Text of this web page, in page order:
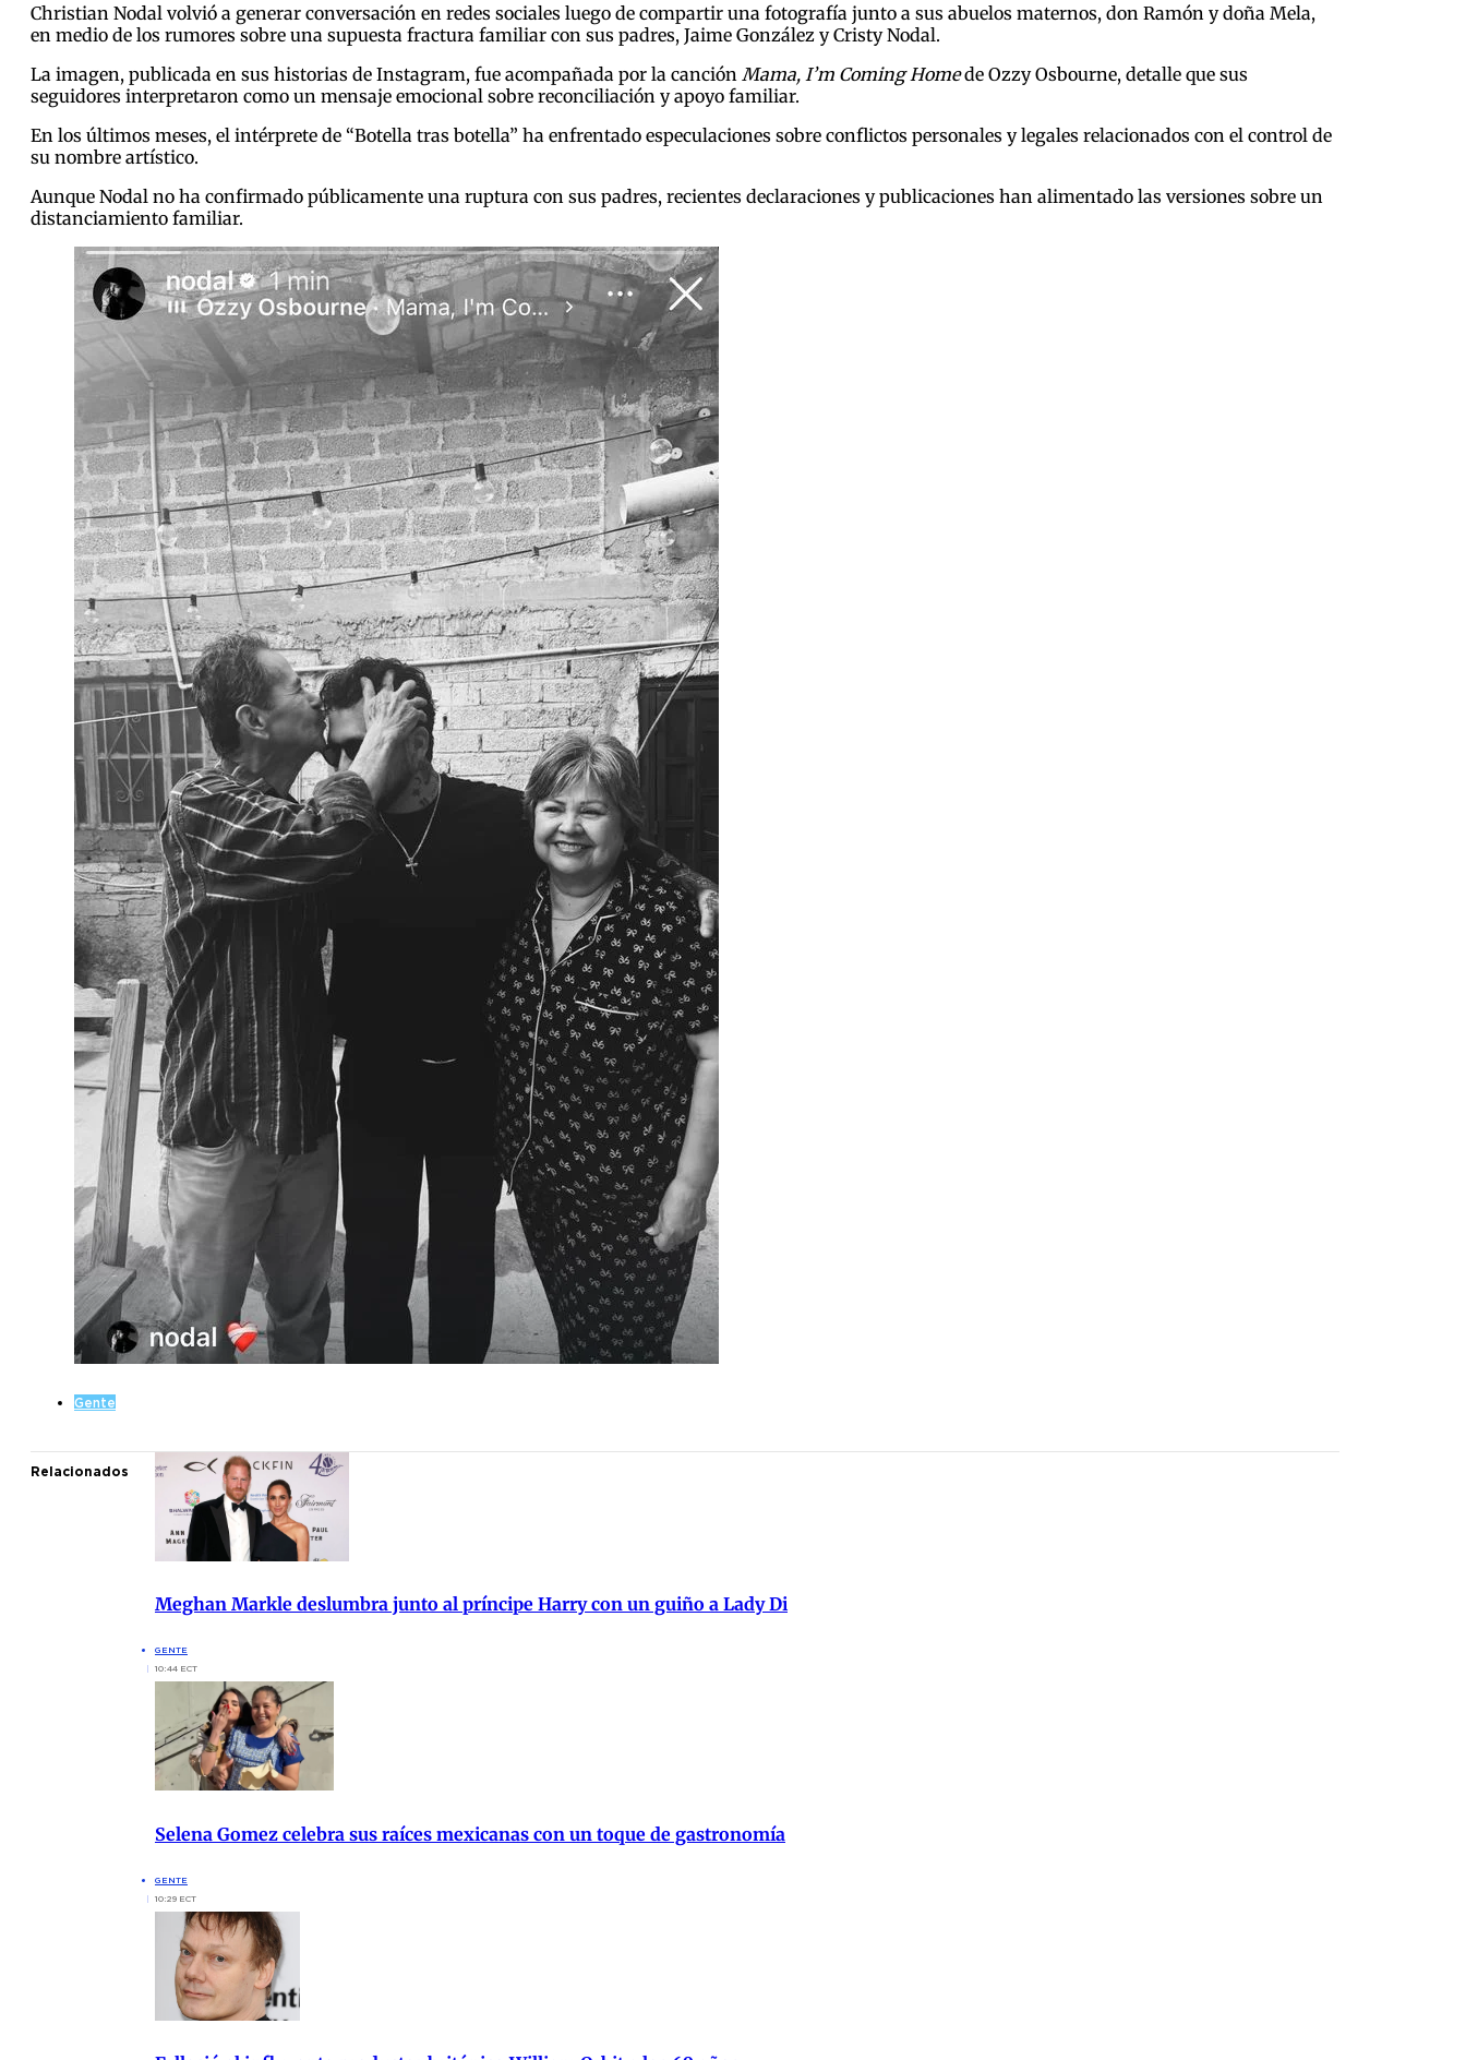
Christian Nodal volvió a generar conversación en redes sociales luego de compartir una fotografía junto a sus abuelos maternos, don Ramón y doña Mela,
en medio de los rumores sobre una supuesta fractura familiar con sus padres, Jaime González y Cristy Nodal.
La imagen, publicada en sus historias de Instagram, fue acompañada por la canción Mama, I’m Coming Homede Ozzy Osbourne, detalle que sus
seguidores interpretaron como un mensaje emocional sobre reconciliación y apoyo familiar.
En los últimos meses, el intérprete de “Botella tras botella” ha enfrentado especulaciones sobre conflictos personales y legales relacionados con el control de
su nombre artístico.
Aunque Nodal no ha confirmado públicamente una ruptura con sus padres, recientes declaraciones y publicaciones han alimentado las versiones sobre un
distanciamiento familiar.
Gente
Relacionados
Meghan Markle deslumbra junto al príncipe Harry con un guiño a Lady Di
GENTE
10:44 ECT
Selena Gomez celebra sus raíces mexicanas con un toque de gastronomía
GENTE
10:29 ECT